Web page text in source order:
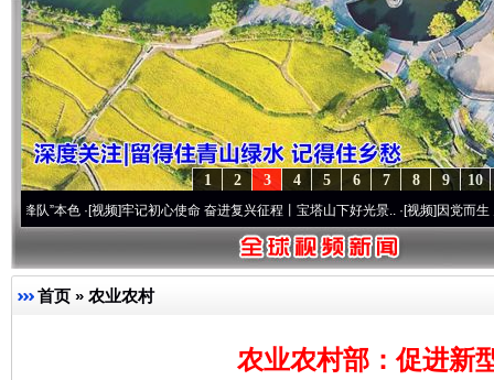
10
9
8
7
6
5
4
3
2
1
·[视频]牢记初心使命 奋进复兴征程丨宝塔山下好光景..·[视频]因党而生 为党而战
首页 » 农业农村
农业农村部：促进新